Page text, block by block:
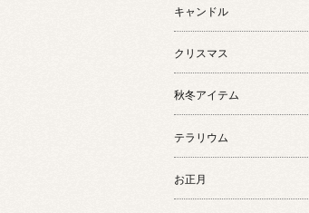
キャンドル
クリスマス
秋冬アイテム
テラリウム
お正月